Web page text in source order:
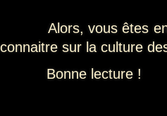
Alors, vous êtes
connaitre sur la culture
Bonne lecture !